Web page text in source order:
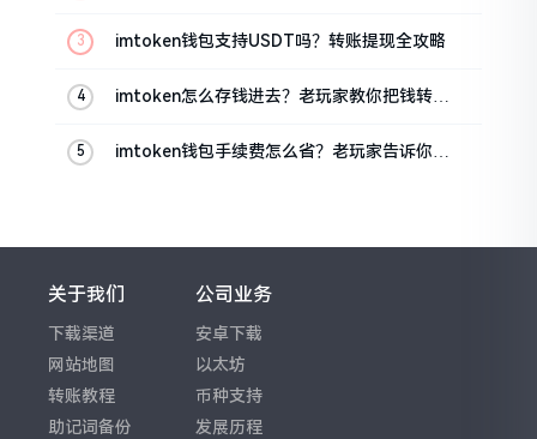
imtoken钱包支持USDT吗？转账提现全攻略
imtoken怎么存钱进去？老玩家教你把钱转进
imtoken钱包手续费怎么省？老玩家告诉你几
关于我们
下载渠道
网站地图
转账教程
助记词备份
公司业务
安卓下载
以太坊
币种支持
发展历程